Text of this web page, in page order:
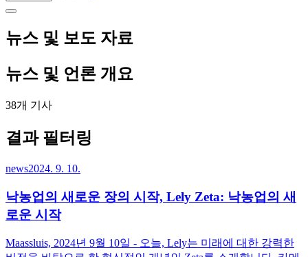
뉴스 및 보도 자료
뉴스 및 언론 개요
38개 기사
결과 필터링
news2024. 9. 10.
낙농업의 새로운 장의 시작, Lely Zeta: 낙농업의 새
로운 시작
Maassluis, 2024년 9월 10일 - 오늘, Lely는 미래에 대한 강력한